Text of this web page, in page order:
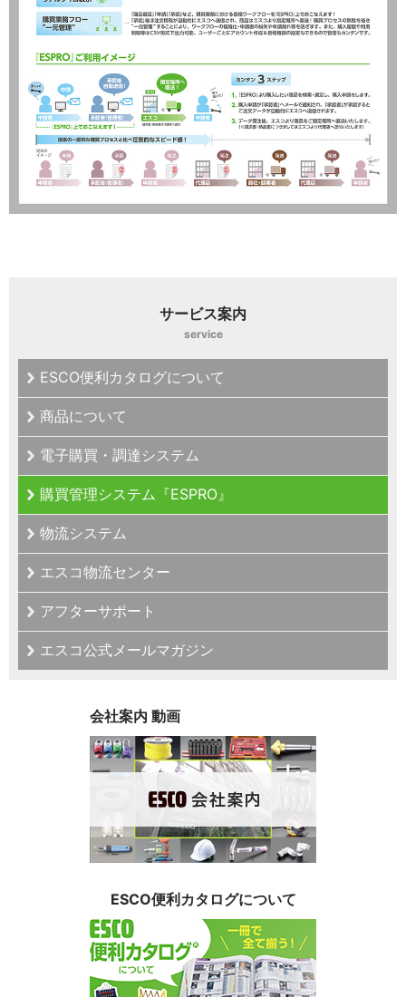
サービス案内
service
ESCO便利カタログについて
商品について
電子購買・調達システム
購買管理システム『ESPRO』
物流システム
エスコ物流センター
アフターサポート
エスコ公式メールマガジン
会社案内 動画
ESCO便利カタログについて